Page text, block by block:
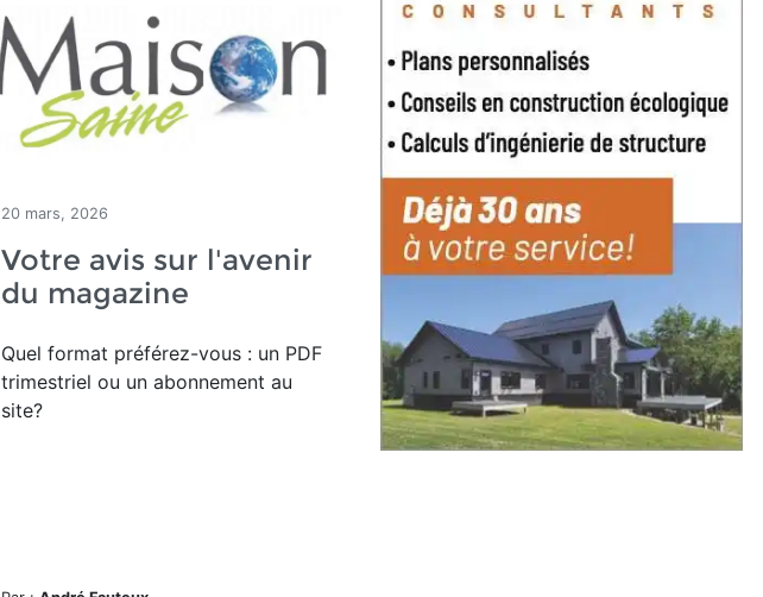
20 mars, 2026
Votre avis sur l'avenir
du magazine
Quel format préférez-vous : un PDF
trimestriel ou un abonnement au
site?